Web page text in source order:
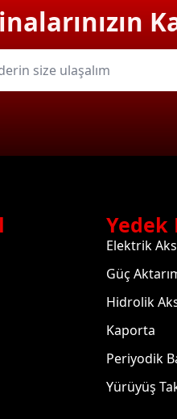
Yedek
Elektrik
Güç
Hidrolik
Kaporta
Periyodik
Yürüyüş